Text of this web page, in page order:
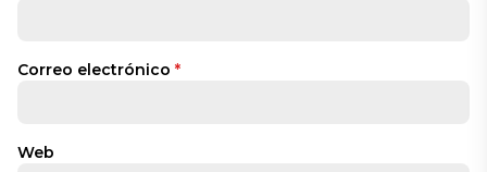
Correo electrónico *
Web